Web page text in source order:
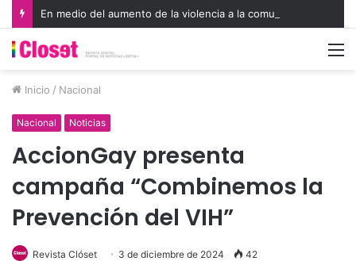
Inicio / Nacional
Nacional Noticias
AccionGay presenta
campaña “Combinemos la
Prevención del VIH”
Revista Clóset 3 de diciembre de 2024 42